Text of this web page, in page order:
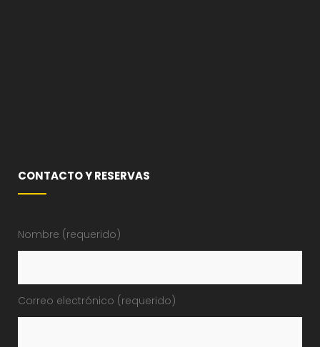
CONTACTO Y RESERVAS
Nombre (requerido)
Correo electrónico (requerido)